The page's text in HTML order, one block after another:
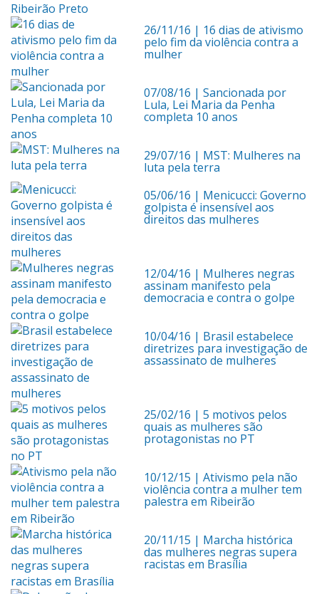
26/11/16 | 16 dias de ativismo
pelo fim da violência contra a
mulher
07/08/16 | Sancionada por
Lula, Lei Maria da Penha
completa 10 anos
29/07/16 | MST: Mulheres na
luta pela terra
05/06/16 | Menicucci: Governo
golpista é insensível aos
direitos das mulheres
12/04/16 | Mulheres negras
assinam manifesto pela
democracia e contra o golpe
10/04/16 | Brasil estabelece
diretrizes para investigação de
assassinato de mulheres
25/02/16 | 5 motivos pelos
quais as mulheres são
protagonistas no PT
10/12/15 | Ativismo pela não
violência contra a mulher tem
palestra em Ribeirão
20/11/15 | Marcha histórica
das mulheres negras supera
racistas em Brasília